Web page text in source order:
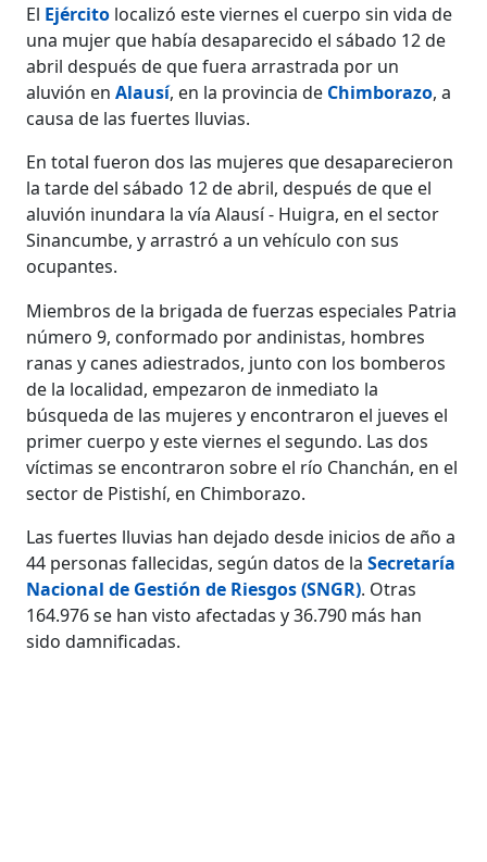
El Ejército localizó este viernes el cuerpo sin vida de
una mujer que había desaparecido el sábado 12 de
abril después de que fuera arrastrada por un
aluvión enAlausí, en la provincia de Chimborazo, a
causa de las fuertes lluvias.
En total fueron dos las mujeres que desaparecieron
la tarde del sábado 12 de abril, después de que el
aluvión inundara la vía Alausí - Huigra, en el sector
Sinancumbe, y arrastró a un vehículo con sus
ocupantes.
Miembros de la brigada de fuerzas especiales Patria
número 9, conformado por andinistas, hombres
ranas y canes adiestrados, junto con los bomberos
de la localidad, empezaron de inmediato la
búsqueda de las mujeres y encontraron el jueves el
primer cuerpo y este viernes el segundo. Las dos
víctimas se encontraron sobre el río Chanchán, en el
sector de Pistishí, en Chimborazo.
Las fuertes lluvias han dejado desde inicios de año a
44 personas fallecidas, según datos de laSecretaría
Nacional de Gestión de Riesgos (SNGR). Otras
164.976 se han visto afectadas y 36.790 más han
sido damnificadas.